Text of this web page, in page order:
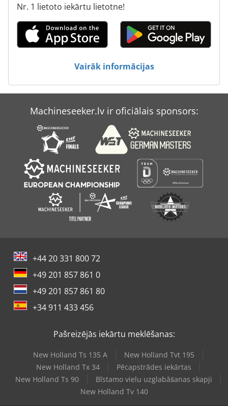
Scm Si 15 Wf
Soyer Bmk 10
Wedi
Wmw Bt 2
Nr. 1 lietoto iekārtu lietotne!
Vairāk informācijas
Machineseeker.lv ir oficiālais sponsors:
+44 20 331 800 72
+49 201 857 861 0
+49 201 857 861 80
+34 911 433 456
Pašreizējās iekārtu meklēšanas:
New Holland Ts 135 A
New Holland Tvt 195
New Holland Tx 34
Pēcapstrādes iekārtas
New Holland Ts 90
Bīstamo vielu uzglabāšanas skapji
New Holland Tv 140